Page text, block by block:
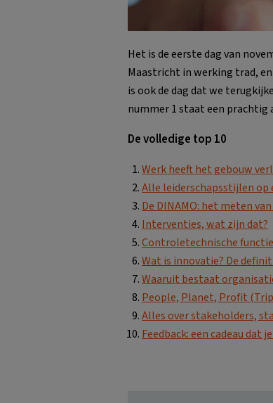
Het is de eerste dag van
Maastricht in werking trad,
is ook de dag dat we
nummer 1 staat een prachtig
De volledige top 10
Werk heeft het gebouw
Alle leiderschapsstijlen op
De DINAMO: het meten
Interventies, wat zijn dat?
Controletechnische
Wat is innovatie? De
Waaruit bestaat
People, Planet, Profit
Alles over stakeholders,
Feedback: een cadeau